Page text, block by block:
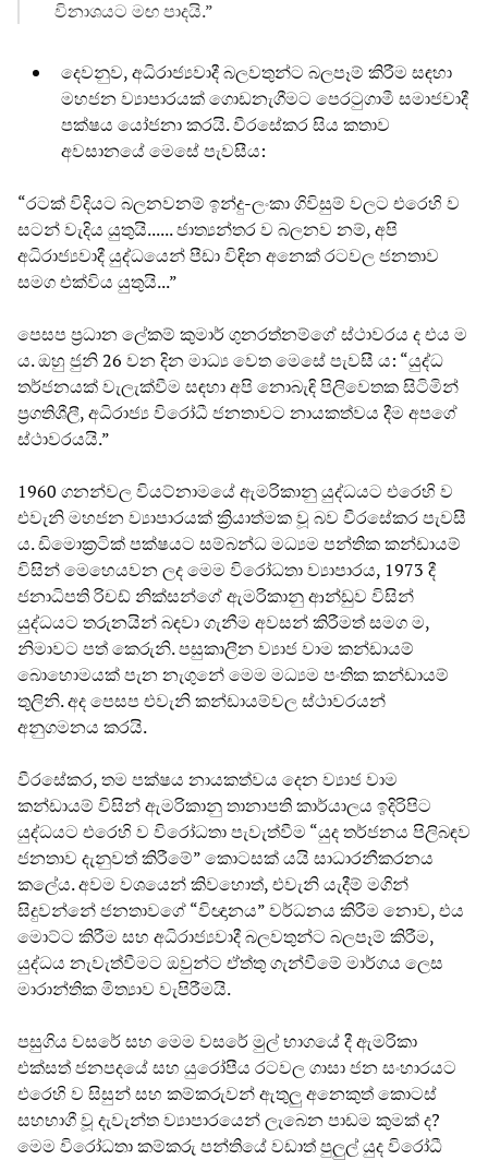
විනාශයට මඟ පාදයි.”
දෙවනුව, අධිරාජ්‍යවාදී බලවතුන්ට බලපෑම් කිරීම සඳහා
මහජන ව්‍යාපාරයක් ගොඩනැගීමට පෙරටුගාමී සමාජවාදී
පක්ෂය යෝජනා කරයි. වීරසේකර සිය කතාව
අවසානයේ මෙසේ පැවසීය:
“රටක් විදියට බලනවනම් ඉන්දු-ලංකා ගිවිසුම් වලට එරෙහි ව
සටන් වැදිය යුතුයි...... ජාත්‍යන්තර ව බලනව නම්, අපි
අධිරාජ්‍යවාදී යුද්ධයෙන් පීඩා විඳින අනෙක් රටවල ජනතාව
සමග එක්විය යුතුයි...”
පෙසප ප්‍රධාන ලේකම් කුමාර් ගුනරත්නම්ගේ ස්ථාවරය ද එය ම
ය. ඔහු ජුනි 26 වන දින මාධ්‍ය වෙත මෙසේ පැවසී ය: “යුද්ධ
තර්ජනයක් වැලැක්වීම සඳහා අපි නොබැඳි පිලිවෙතක සිටිමින්
ප්‍රගතිශීලී, අධිරාජ්‍ය විරෝධී ජනතාවට නායකත්වය දීම අපගේ
ස්ථාවරයයි.”
1960 ගනන්වල වියට්නාමයේ ඇමරිකානු යුද්ධයට එරෙහි ව
එවැනි මහජන ව්‍යාපාරයක් ක්‍රියාත්මක වූ බව වීරසේකර පැවසී
ය. ඩිමොක්‍රටික් පක්ෂයට සම්බන්ධ මධ්‍යම පන්තික කන්ඩායම්
විසින් මෙහෙයවන ලද මෙම විරෝධතා ව්‍යාපාරය, 1973 දී
ජනාධිපති රිචඩ් නික්සන්ගේ ඇමරිකානු ආන්ඩුව විසින්
යුද්ධයට තරුනයින් බඳවා ගැනීම අවසන් කිරීමත් සමග ම,
නිමාවට පත් කෙරුනි. පසුකාලීන ව්‍යාජ වාම කන්ඩායම්
බොහොමයක් පැන නැගුනේ මෙම මධ්‍යම පංතික කන්ඩායම්
තුලිනි. අද පෙසප එවැනි කන්ඩායම්වල ස්ථාවරයන්
අනුගමනය කරයි.
වීරසේකර, තම පක්ෂය නායකත්වය දෙන ව්‍යාජ වාම
කන්ඩායම් විසින් ඇමරිකානු තානාපති කාර්යාලය ඉදිරිපිට
යුද්ධයට එරෙහි ව විරෝධතා පැවැත්වීම “යුද තර්ජනය පිලිබඳව
ජනතාව දැනුවත් කිරීමේ” කොටසක් යයි සාධාරනීකරනය
කලේය. අවම වශයෙන් කිවහොත්, එවැනි යැදීම් මගින්
සිදුවන්නේ ජනතාවගේ “විඥානය” වර්ධනය කිරීම නොව, එය
මොට්ට කිරීම සහ අධිරාජ්‍යවාදී බලවතුන්ට බලපෑම් කිරීම,
යුද්ධය නැවැත්වීමට ඔවුන්ට ඒත්තු ගැන්වීමේ මාර්ගය ලෙස
මාරාන්තික මිත්‍යාව වැපිරීමයි.
පසුගිය වසරේ සහ මෙම වසරේ මුල් භාගයේ දී ඇමරිකා
එක්සත් ජනපදයේ සහ යුරෝපීය රටවල ගාසා ජන සංහාරයට
එරෙහි ව සිසුන් සහ කම්කරුවන් ඇතුලු අනෙකුත් කොටස්
සහභාගී වූ දැවැන්ත ව්‍යාපාරයෙන් ලැබෙන පාඩම කුමක් ද?
මෙම විරෝධතා කම්කරු පන්තියේ වඩාත් පුලුල් යුද විරෝධී